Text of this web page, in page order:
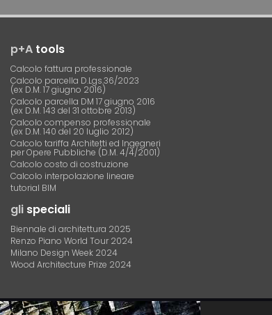
p+A tools
Calcolo fattura professionale
Calcolo parcella D.Lgs.36/2023
(ex D.M. 17 giugno 2016)
Calcolo parcella DM 17 giugno 2016
(ex D.M. 143 del 31 ottobre 2013)
Calcolo compenso professionale
(ex D.M. 140 del 20 luglio 2012)
Calcolo tariffa Architetti ed Ingegneri
per Opere Pubbliche (D.M. 4/4/2001)
Calcolo costo di costruzione
Calcolo interpolazione lineare
tutorial BIM
gli speciali
Biennale di architettura 2025
Renzo Piano World Tour 2024
Milano Design Week 2024
Wood Architecture Prize 2024